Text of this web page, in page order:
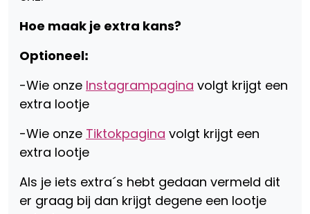
Hoe maak je extra kans?
Optioneelꓽ
-Wie onze Instagrampagina volgt krijgt een
extra lootje
-Wie onze Tiktokpagina volgt krijgt een
extra lootje
Als je iets extra´s hebt gedaan vermeld dit
er graag bij dan krijgt degene een lootje